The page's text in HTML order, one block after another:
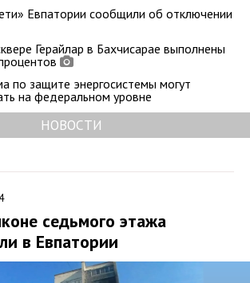
Евпатории сообщили об отключении
Герайлар в Бахчисарае выполнены
по защите энергосистемы могут
на федеральном уровне
НОВОСТИ
седьмого этажа
в Евпатории